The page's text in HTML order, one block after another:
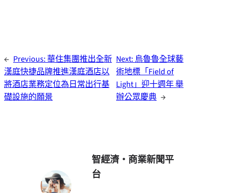
← Previous:華住集團推出全新
漢庭快捷品牌推進漢庭酒店以
將酒店業務定位為日常出行基
礎設施的願景
Next: 烏魯魯全球藝
術地標「Field of
Light」迎十週年 舉
辦公眾慶典 →
智經濟・商業新聞平
台